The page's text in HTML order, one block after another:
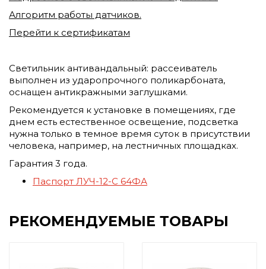
Алгоритм работы датчиков.
Перейти к сертификатам
Светильник антивандальный: рассеиватель
выполнен из ударопрочного поликарбоната,
оснащен антикражными заглушками.
Рекомендуется к установке в помещениях, где
днем есть естественное освещение, подсветка
нужна только в темное время суток в присутствии
человека, например, на лестничных площадках.
Гарантия 3 года.
Паспорт ЛУЧ-12-С 64ФА
РЕКОМЕНДУЕМЫЕ ТОВАРЫ